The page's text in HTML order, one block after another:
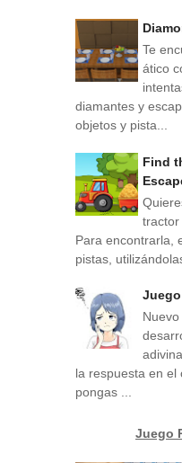
Te
ático
diamantes y
objetos y pista...
Find
tractor
Para encontrarla,
pistas,
la respuesta en el
pongas ...
Juego